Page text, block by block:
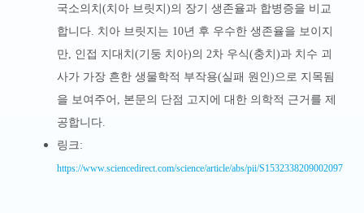
국소의치(치아 브릿지)의 장기 생존율과 합병증을 비교
합니다. 치아 브릿지는 10년 후 우수한 생존율을 보이지
만, 인접 지대치(기둥 치아)의 2차 우식(충치)과 치수 괴
사가 가장 흔한 생물학적 부작용(실패 원인)으로 지목됨
을 보여주어, 본문의 단점 고지에 대한 의학적 근거를 제
공합니다.
링크:
https://www.sciencedirect.com/science/article/abs/pii/S1532338209002097